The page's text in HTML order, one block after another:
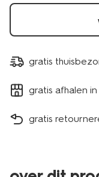
gratis
gratis afhalen in
gratis